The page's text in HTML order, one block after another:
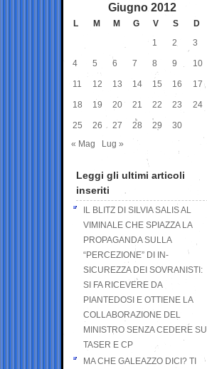
Giugno 2012
L M M G V S
D
1
2 3
4 5 6 7 8 9 10
11 12 13 14 15 16 17
18 19 20 21 22 23 24
25 26 27 28 29
30
« Mag
Lug »
Leggi gli ultimi articoli
inseriti
IL BLITZ DI SILVIA SALIS AL
VIMINALE CHE SPIAZZA LA
PROPAGANDA SULLA
“PERCEZIONE” DI IN-
SICUREZZA DEI SOVRANISTI:
SI FA RICEVERE DA
PIANTEDOSI E OTTIENE LA
COLLABORAZIONE DEL
MINISTRO SENZA CEDERE SU
TASER E CP
MA CHE GALEAZZO DICI? TI